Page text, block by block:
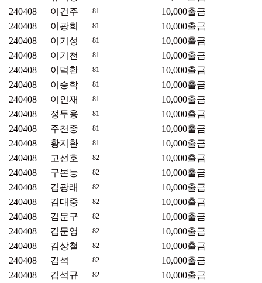
240408
이건주 81 10,000출금
240408
이광희 81 10,000출금
240408
이기성 81 10,000출금
240408
이기천 81 10,000출금
240408
이덕환 81 10,000출금
240408
이승학 81 10,000출금
240408
이인재 81 10,000출금
240408
정두용 81 10,000출금
240408
주천종 81 10,000출금
240408
황지환 81 10,000출금
240408
고선호 82 10,000출금
240408
구본능 82 10,000출금
240408
김광래 82 10,000출금
240408
김대중 82 10,000출금
240408
김문구 82 10,000출금
240408
김문영 82 10,000출금
240408
김상철 82 10,000출금
240408
김석 82 10,000출금
240408
김석규 82 10,000출금